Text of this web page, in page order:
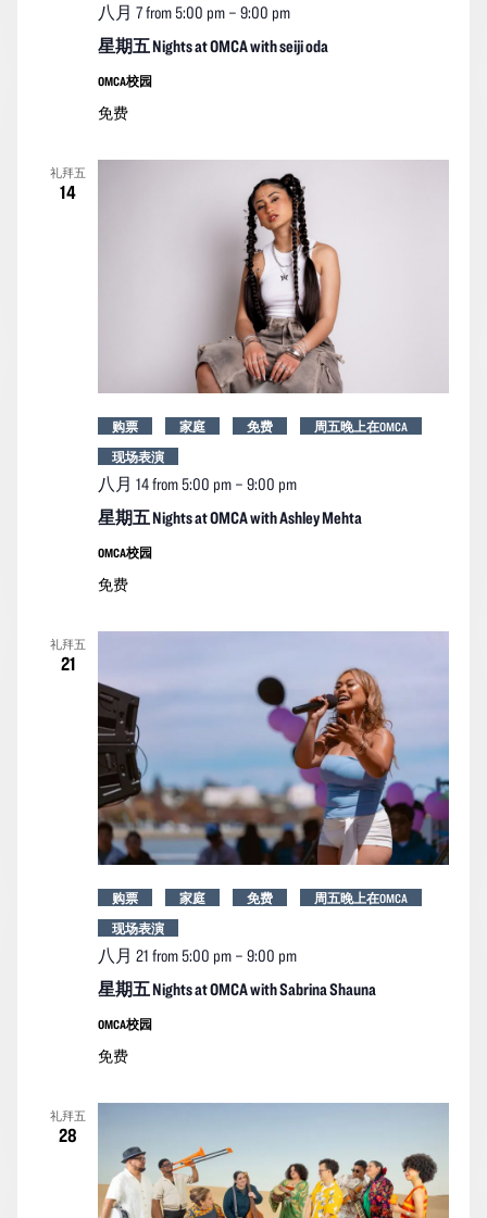
星期五 Nights at OMCA with seiji oda
八月 7 from 5:00 pm– 9:00 pm
OMCA校园
免费
礼拜五
14
星期五 Nights at OMCA with Ashley Mehta
八月 14 from 5:00 pm– 9:00 pm
购票 家庭 免费
周五晚上在OMCA
现场表演
OMCA校园
免费
礼拜五
21
星期五 Nights at OMCA with Sabrina Shauna
八月 21 from 5:00 pm– 9:00 pm
购票 家庭 免费
周五晚上在OMCA
现场表演
OMCA校园
免费
礼拜五
28